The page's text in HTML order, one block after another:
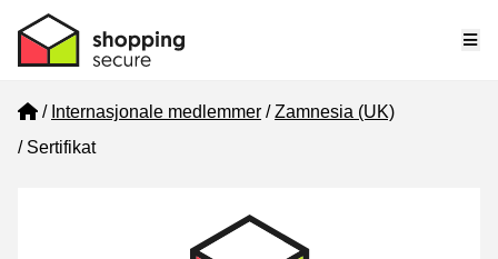
Home
Internasjonale medlemmer
Zamnesia (UK)
Sertifikat